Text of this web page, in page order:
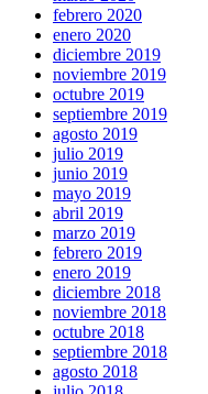
febrero 2020
enero 2020
diciembre 2019
noviembre 2019
octubre 2019
septiembre 2019
agosto 2019
julio 2019
junio 2019
mayo 2019
abril 2019
marzo 2019
febrero 2019
enero 2019
diciembre 2018
noviembre 2018
octubre 2018
septiembre 2018
agosto 2018